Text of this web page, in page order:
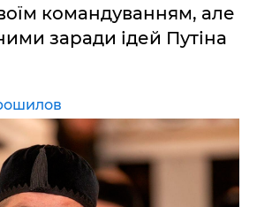
командуванням, але
заради ідей Путіна